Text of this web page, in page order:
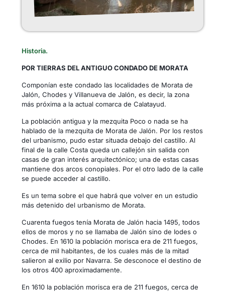
Historia.
POR TIERRAS DEL ANTIGUO CONDADO DE MORATA
Componían este condado las localidades de Morata de
Jalón, Chodes y Villanueva de Jalón, es decir, la zona
más próxima a la actual comarca de Calatayud.
La población antigua y la mezquita Poco o nada se ha
hablado de la mezquita de Morata de Jalón. Por los restos
del urbanismo, pudo estar situada debajo del castillo. Al
final de la calle Costa queda un callejón sin salida con
casas de gran interés arquitectónico; una de estas casas
mantiene dos arcos conopiales. Por el otro lado de la calle
se puede acceder al castillo.
Es un tema sobre el que habrá que volver en un estudio
más detenido del urbanismo de Morata.
Cuarenta fuegos tenía Morata de Jalón hacia 1495, todos
ellos de moros y no se llamaba de Jalón sino de Iodes o
Chodes. En 1610 la población morisca era de 211 fuegos,
cerca de mil habitantes, de los cuales más de la mitad
salieron al exilio por Navarra. Se desconoce el destino de
los otros 400 aproximadamente.
En 1610 la población morisca era de 211 fuegos, cerca de